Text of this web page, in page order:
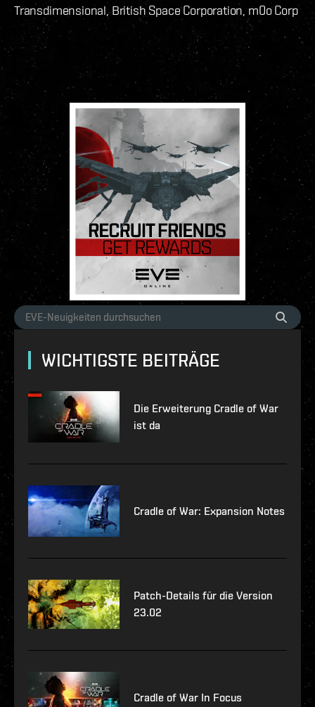
Transdimensional, British Space Corporation, m0o Corp
WICHTIGSTE BEITRÄGE
Die Erweiterung Cradle of War
ist da
Cradle of War: Expansion Notes
Patch-Details für die Version
23.02
Cradle of War In Focus